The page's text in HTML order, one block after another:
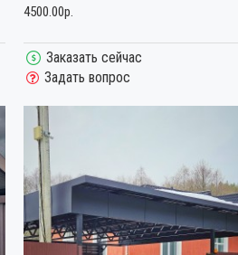
4500.00р.
Заказать сейчас
Задать вопрос